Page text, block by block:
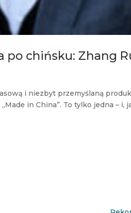
po chińsku: Zhang
i niezbyt przemyślaną
in China”. To tylko jedna – i,